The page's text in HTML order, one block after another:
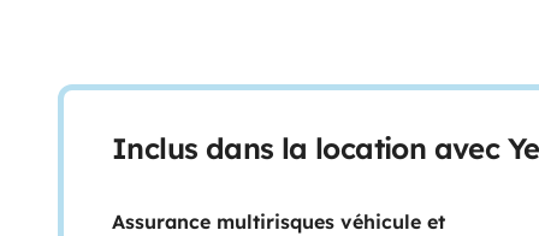
Inclus dans la location avec
Assurance multirisques véhicule et